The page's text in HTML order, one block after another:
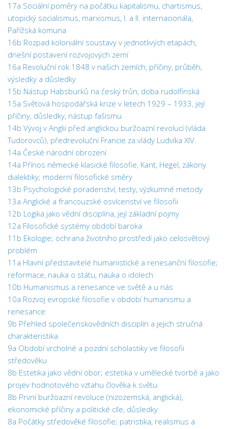
17a Sociální poměry na počátku kapitalismu, chartismus,
utopický socialismus, marxismus, I. a II. internacionála,
Pařížská komuna
16b Rozpad koloniální soustavy v jednotlivých etapách,
dnešní postavení rozvojových zemí
16a Revoluční rok 1848 v našich zemích, příčiny, průběh,
výsledky a důsledky
15b Nástup Habsburků na český trůn, doba rudolfinská
15a Světová hospodářská krize v letech 1929 – 1933, její
příčiny, důsledky, nástup fašismu
14b Vývoj v Anglii před anglickou buržoazní revolucí (vláda
Tudorovců), předrevoluční Francie za vlády Ludvíka XIV.
14a České národní obrození
14a Přínos německé klasické filosofie, Kant, Hegel, zákony
dialektiky; moderní filosofické směry
13b Psychologické poradenství, testy, výzkumné metody
13a Anglické a francouzské osvícenství ve filosofii
12b Logika jako vědní disciplína, její základní pojmy
12a Filosofické systémy období baroka
11b Ekologie; ochrana životního prostředí jako celosvětový
problém
11a Hlavní představitelé humanistické a renesanční filosofie;
reformace, nauka o státu, nauka o idolech
10b Humanismus a renesance ve světě a u nás
10a Rozvoj evropské filosofie v období humanismu a
renesance
9b Přehled společenskovědních disciplín a jejich stručná
charakteristika
9a Období vrcholné a pozdní scholastiky ve filosofii
středověku
8b Estetika jako vědní obor; estetika v umělecké tvorbě a jako
projev hodnotového vztahu člověka k světu
8b První buržoazní revoluce (nizozemská, anglická),
ekonomické příčiny a politické cíle, důsledky
8a Počátky středověké filosofie; patristika, realismus a